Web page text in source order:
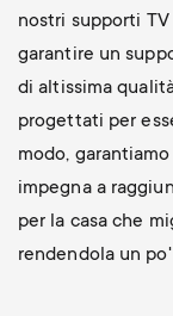
nostri supporti
garantire un
di altissima
progettati per
modo,
impegna a
per la casa che
rendendola un